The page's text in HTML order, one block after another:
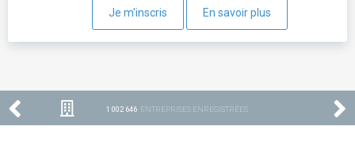
Je m'inscris En savoir plus
1 002 646 ENTREPRISES ENREGISTRÉES